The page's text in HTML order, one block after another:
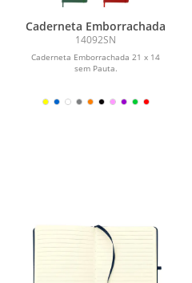
Caderneta Emborrachada
14092SN
Caderneta Emborrachada 21 x 14
sem Pauta.